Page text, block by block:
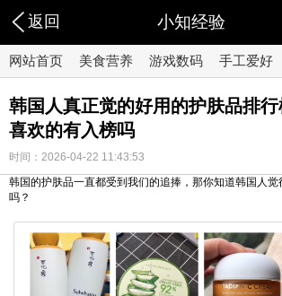
返回 小知经验
网站首页 美食营养 游戏数码 手工爱好
韩国人真正觉的好用的护肤品排
喜欢的有入榜吗
时间：2026-04-22 11:43:53
韩国的护肤品一直都受到我们的追捧，那你知道韩国人
吗？